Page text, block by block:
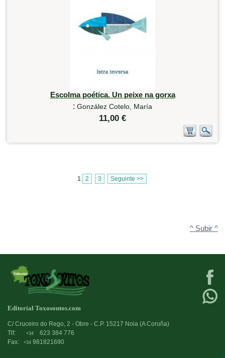
Escolma poética. Un peixe na gorxa
: González Cotelo, María
11,00 €
1 2 3 Seguinte >>
^ Subir ^
Editorial Toxosoutos.com
C/ Cruceiro do Rego, 2 - Obre - C.P. 15217 Noia (A Coruña)
Tlf:
+34
623 384 776
Fax:
+34 981821690
->